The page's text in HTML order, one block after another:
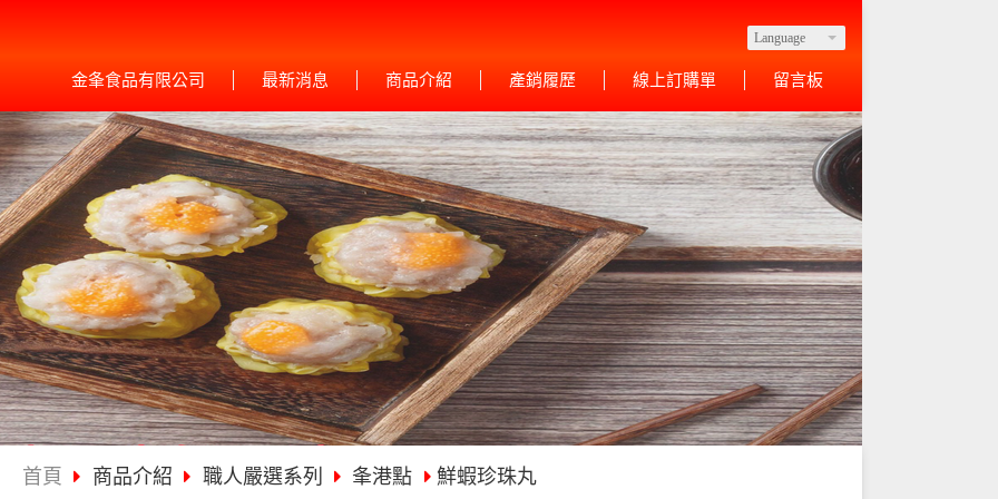
Language
金夆食品有限公司 最新消息 商品介紹 產銷履歷 線上訂購單 留言板
首頁 商品介紹 職人嚴選系列 夆港點 鮮蝦珍珠丸